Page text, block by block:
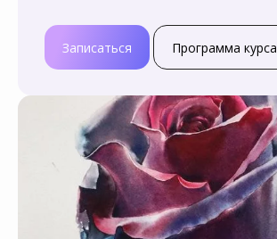
Записаться Программа курса